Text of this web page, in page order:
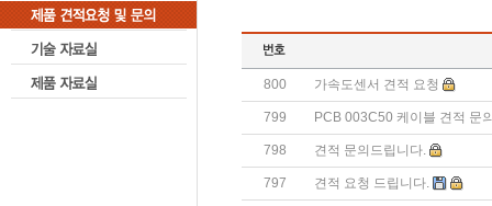
800 가속도센서 견적 요청
799 PCB 003C50 케이블 견적 문
798 견적 문의드립니다.
797 견적 요청 드립니다.